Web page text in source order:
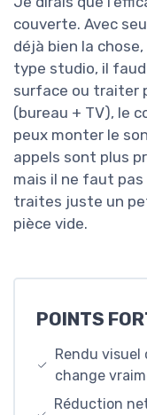
couverte. Avec
déjà bien la
type studio, il
surface ou traiter
(bureau + TV), le
peux monter le
appels sont plus
mais il ne faut
traites juste un
pièce vide.
POINTS
Rendu visuel
change
Réduction